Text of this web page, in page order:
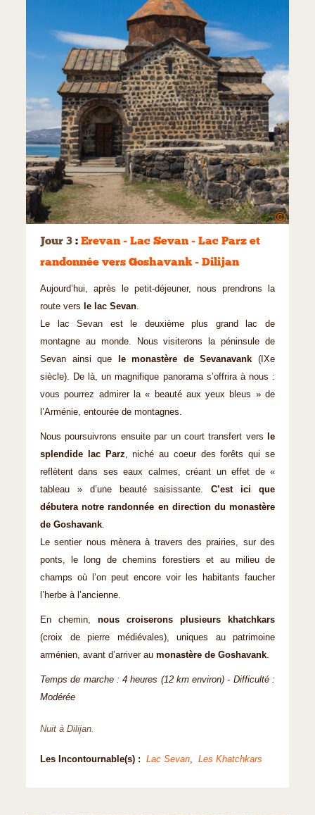
©
Jour 3 : Erevan - Lac Sevan - Lac Parz et
randonnée vers Goshavank - Dilijan
Aujourd’hui, après le petit-déjeuner, nous prendrons la
route vers
le lac Sevan.
Le lac Sevan est le deuxième plus grand lac de
montagne au monde. Nous visiterons la péninsule de
Sevan ainsi que
le monastère de Sevanavank (IXe
siècle). De là, un magnifique panorama s’offrira à nous :
vous pourrez admirer la « beauté aux yeux bleus » de
l’Arménie, entourée de montagnes.
Nous poursuivrons ensuite par un court transfert vers
le
splendide lac Parz, niché au coeur des forêts qui se
reflètent dans ses eaux calmes, créant un effet de «
tableau » d’une beauté saisissante.C’est ici que
débutera notre randonnée en direction du monastère
de Goshavank.
Le sentier nous mènera à travers des prairies, sur des
ponts, le long de chemins forestiers et au milieu de
champs où l’on peut encore voir les habitants faucher
l’herbe à l’ancienne.
En chemin, nous croiserons plusieurs khatchkars
(croix de pierre médiévales), uniques au patrimoine
arménien, avant d’arriver au monastère de Goshavank.
Temps de marche : 4 heures (12 km environ) - Difficulté :
Modérée
Nuit à Dilijan.
Les Incontournable(s) : Lac Sevan, Les Khatchkars